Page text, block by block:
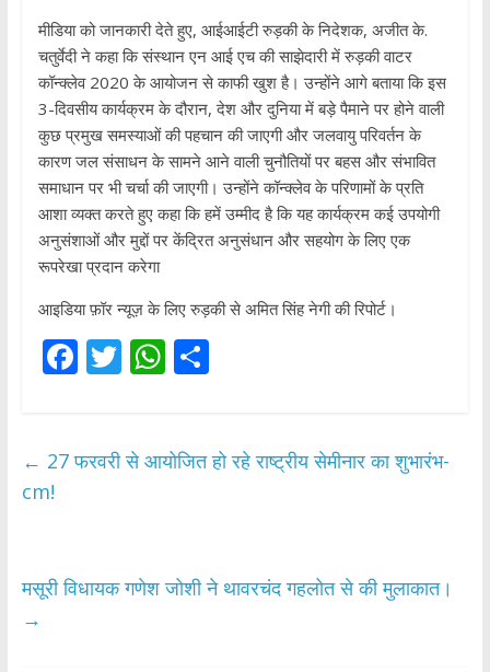
मीडिया को जानकारी देते हुए, आईआईटी रुड़की के निदेशक, अजीत के.
चतुर्वेदी ने कहा कि संस्थान एन आई एच की साझेदारी में रुड़की वाटर
कॉन्क्लेव 2020 के आयोजन से काफी खुश है। उन्होंने आगे बताया कि इस
3-दिवसीय कार्यक्रम के दौरान, देश और दुनिया में बड़े पैमाने पर होने वाली
कुछ प्रमुख समस्याओं की पहचान की जाएगी और जलवायु परिवर्तन के
कारण जल संसाधन के सामने आने वाली चुनौतियों पर बहस और संभावित
समाधान पर भी चर्चा की जाएगी। उन्होंने कॉन्क्लेव के परिणामों के प्रति
आशा व्यक्त करते हुए कहा कि हमें उम्मीद है कि यह कार्यक्रम कई उपयोगी
अनुसंशाओं और मुद्दों पर केंद्रित अनुसंधान और सहयोग के लिए एक
रूपरेखा प्रदान करेगा
आइडिया फ़ॉर न्यूज़ के लिए रुड़की से अमित सिंह नेगी की रिपोर्ट।
F
b
T
er
W
s
p
S
e
← 27 फरवरी से आयोजित हो रहे राष्ट्रीय सेमीनार का शुभारंभ-
cm!
मसूरी विधायक गणेश जोशी ने थावरचंद गहलोत से की मुलाकात।
→